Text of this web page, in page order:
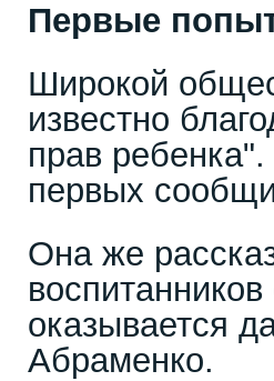
Первые
Широкой
известно
прав
первых
Она же
оказывается
Абраменко.